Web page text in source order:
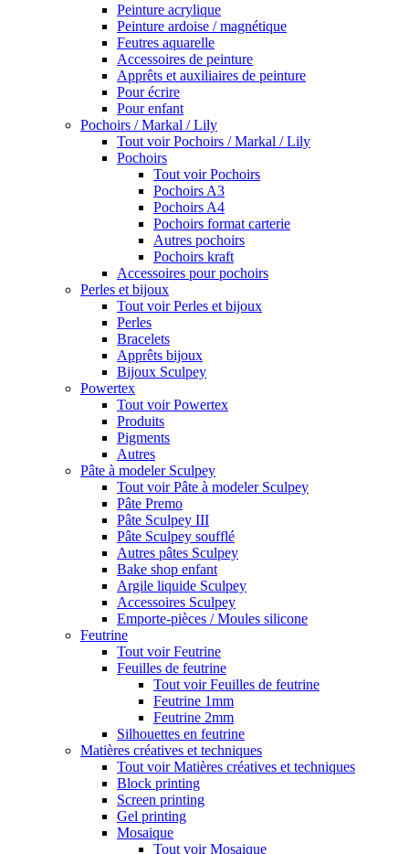
Peinture acrylique
Peinture ardoise / magnétique
Feutres aquarelle
Accessoires de peinture
Apprêts et auxiliaires de peinture
Pour écrire
Pour enfant
Pochoirs / Markal / Lily
Tout voir Pochoirs / Markal / Lily
Pochoirs
Tout voir Pochoirs
Pochoirs A3
Pochoirs A4
Pochoirs format carterie
Autres pochoirs
Pochoirs kraft
Accessoires pour pochoirs
Perles et bijoux
Tout voir Perles et bijoux
Perles
Bracelets
Apprêts bijoux
Bijoux Sculpey
Powertex
Tout voir Powertex
Produits
Pigments
Autres
Pâte à modeler Sculpey
Tout voir Pâte à modeler Sculpey
Pâte Premo
Pâte Sculpey III
Pâte Sculpey soufflé
Autres pâtes Sculpey
Bake shop enfant
Argile liquide Sculpey
Accessoires Sculpey
Emporte-pièces / Moules silicone
Feutrine
Tout voir Feutrine
Feuilles de feutrine
Tout voir Feuilles de feutrine
Feutrine 1mm
Feutrine 2mm
Silhouettes en feutrine
Matières créatives et techniques
Tout voir Matières créatives et techniques
Block printing
Screen printing
Gel printing
Mosaique
Tout voir Mosaique